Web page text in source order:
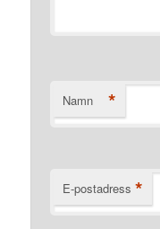
Namn *
E-postadress *